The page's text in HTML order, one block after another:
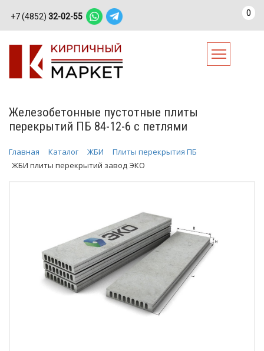
+7 (4852) 32-02-55 0
Железобетонные пустотные плиты
перекрытий ПБ 84-12-6 с петлями
Главная Каталог ЖБИ
Плиты перекрытия ПБ
ЖБИ плиты перекрытий завод ЭКО